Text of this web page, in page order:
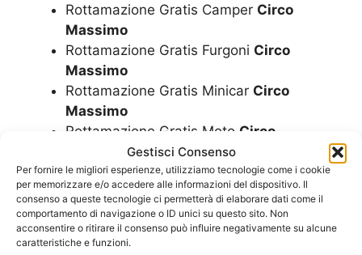
Gestisci Consenso
Per fornire le migliori esperienze, utilizziamo tecnologie come i cookie
per memorizzare e/o accedere alle informazioni del dispositivo. Il
consenso a queste tecnologie ci permetterà di elaborare dati come il
comportamento di navigazione o ID unici su questo sito. Non
acconsentire o ritirare il consenso può influire negativamente su alcune
caratteristiche e funzioni.
Rottamazione Gratis Camper Circo
Massimo
Rottamazione Gratis Furgoni Circo
Massimo
Rottamazione Gratis Minicar Circo
Massimo
Rottamazione Gratis Moto Circo
Massimo
Rottamazione Gratis MotoriniCirco
Massimo
Rottamazione Gratis ScooterCirco
Massimo